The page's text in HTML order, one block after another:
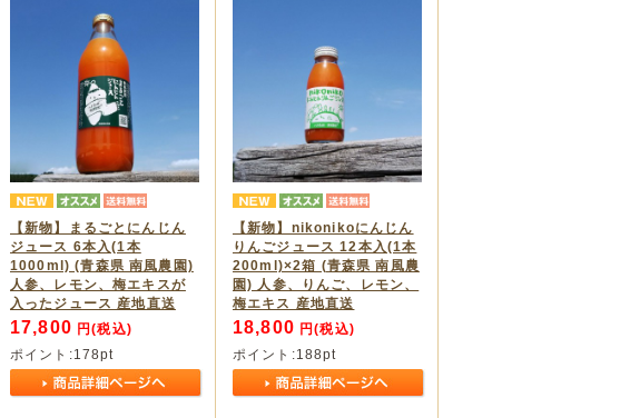
【新物】まるごとにんじん
ジュース 6本入(1本
1000ml) (青森県 南風農園)
人参、レモン、梅エキスが
入ったジュース 産地直送
17,800 円(税込)
ポイント:178pt
【新物】nikonikoにんじん
りんごジュース 12本入(1本
200ml)×2箱 (青森県 南風農
園) 人参、りんご、レモン、
梅エキス 産地直送
18,800 円(税込)
ポイント:188pt